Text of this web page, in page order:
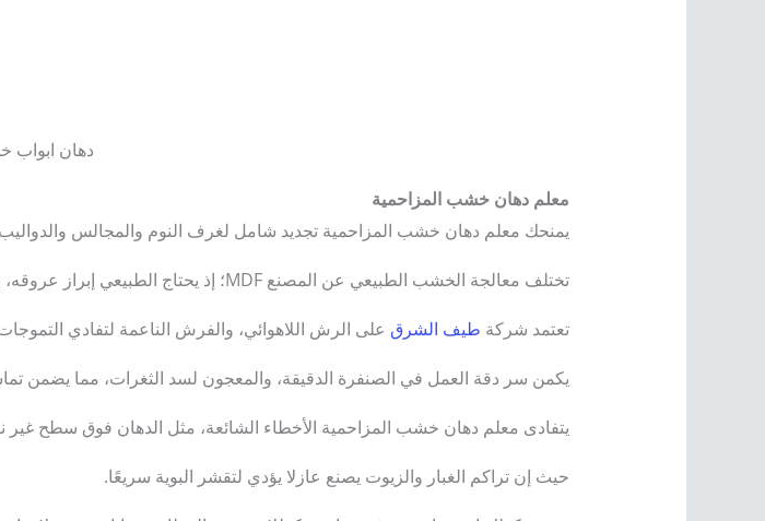
دهان
معلم دهان خشب المزاحمية
​يمنحك معلم دهان خشب المزاحمية تجديد شامل لغرف النوم والمجالس والدواليب
تختلف معالجة الخشب الطبيعي عن المصنع MDF؛ إذ يحتاج الطبيعي إبراز عروقه، بينما المصنع يتطلب ملء مسامه لحمايته من الرطوبة.
​تعتمد شركة طيف الشرقعلى الرش اللاهوائي، والفرش الناعمة لتفادي
يكمن سر دقة العمل في الصنفرة الدقيقة، والمعجون لسد الثغرات، مما يضمن
​يتفادى معلم دهان خشب المزاحمية الأخطاء الشائعة، مثل ​الدهان فوق سطح
حيث إن تراكم الغبار والزيوت يصنع عازلا يؤدي لتقشر البوية سريعًا.